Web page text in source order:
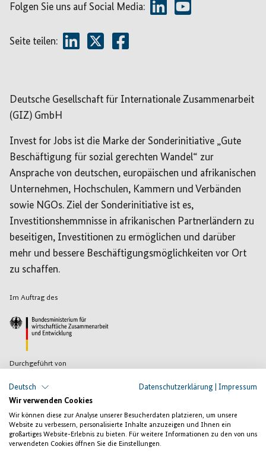
Folgen Sie uns auf Social Media:
Seite teilen:
Deutsche Gesellschaft für Internationale Zusammenarbeit
(GIZ) GmbH
Invest for Jobs ist die Marke der Sonderinitiative „Gute
Beschäftigung für sozial gerechten Wandel“ zur
Ansprache von deutschen, europäischen und afrikanischen
Unternehmen, Hochschulen, Kammern und Verbänden
sowie NGOs. Ziel der Sonderinitiative ist es,
Investitionshemmnisse in afrikanischen Partnerländern zu
beseitigen, Investitionen zu ermöglichen und darüber
mehr und bessere Beschäftigungsmöglichkeiten vor Ort
zu schaffen.
Im Auftrag des
Durchgeführt von
Deutsch Datenschutzerklärung
Impressum
Wir verwenden Cookies
Wir können diese zur Analyse unserer Besucherdaten platzieren, um unsere
Website zu verbessern, personalisierte Inhalte anzuzeigen und Ihnen ein
großartiges Website-Erlebnis zu bieten. Für weitere Informationen zu den von uns
verwendeten Cookies öffnen Sie die Einstellungen.